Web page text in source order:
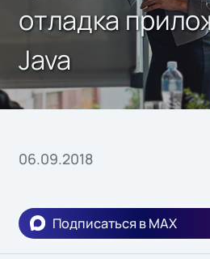
отладка
Java
06.09.2018
Подписаться в MAX